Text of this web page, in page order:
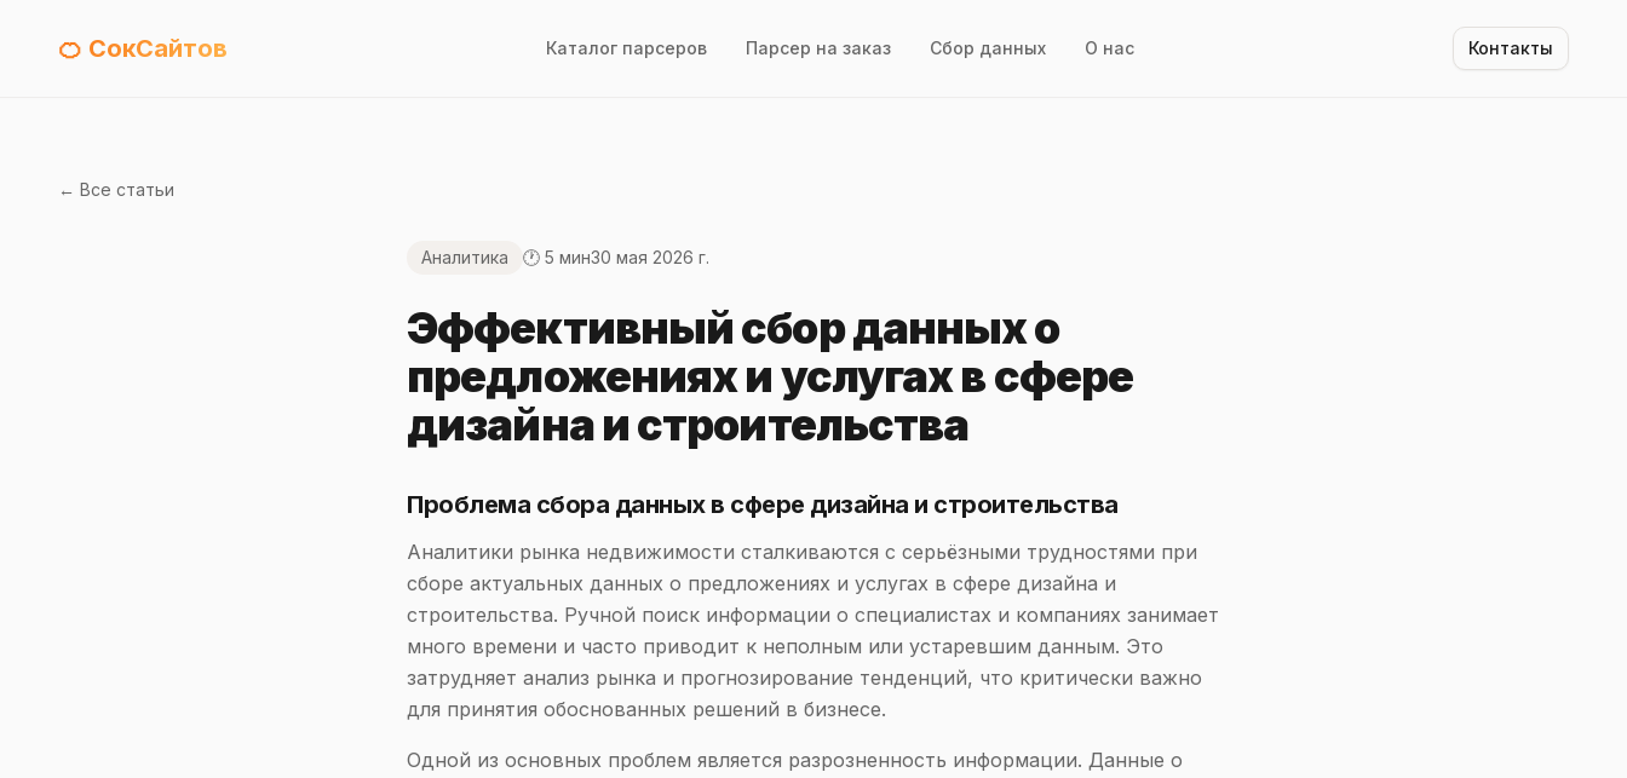
🍊 СокСайтов Каталог парсеров Парсер на заказ Сбор данных О нас Контакты
← Все статьи
Аналитика 🕐 5 мин30 мая 2026 г.
Эффективный сбор данных о
предложениях и услугах в сфере
дизайна и строительства
Проблема сбора данных в сфере дизайна и строительства
Аналитики рынка недвижимости сталкиваются с серьёзными трудностями при
сборе актуальных данных о предложениях и услугах в сфере дизайна и
строительства. Ручной поиск информации о специалистах и компаниях занимает
много времени и часто приводит к неполным или устаревшим данным. Это
затрудняет анализ рынка и прогнозирование тенденций, что критически важно
для принятия обоснованных решений в бизнесе.
Одной из основных проблем является разрозненность информации. Данные о